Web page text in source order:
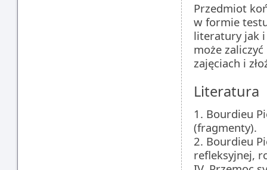
Przedmiot
w formie
literatury jak i
może
zajęciach i
Literatura
1. Bourdieu
(fragmenty).
2. Bourdieu
refleksyjnej,